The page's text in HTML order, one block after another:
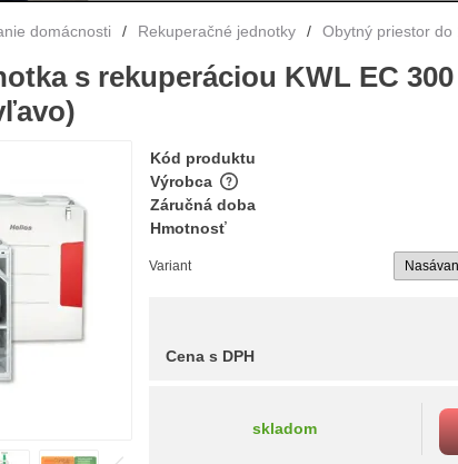
domácnosti / Rekuperačné jednotky / Obytný priestor do
s rekuperáciou KWL EC
Kód produktu
Výrobca
Záručná doba
Hmotnosť
Variant
Cena s DPH
skladom